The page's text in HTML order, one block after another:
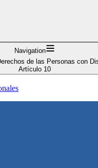
Navigation
de las Personas con
Artículo 10